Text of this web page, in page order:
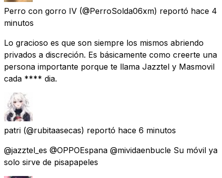
Perro con gorro IV (@PerroSolda06xm) reportó hace 4
minutos
Lo gracioso es que son siempre los mismos abriendo
privados a discreción. Es básicamente como creerte una
persona importante porque te llama Jazztel y Masmovil
cada **** dia.
patri (@rubitaasecas) reportó hace 6 minutos
@jazztel_es @OPPOEspana @mividaenbucle Su móvil ya
solo sirve de pisapapeles